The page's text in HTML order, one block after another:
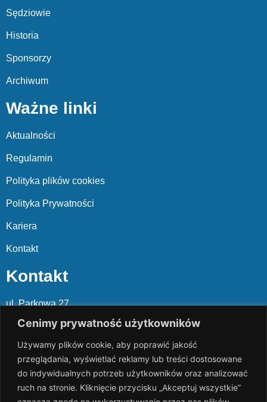
Cenimy prywatność użytkowników
Używamy plików cookie, aby poprawić jakość
przeglądania, wyświetlać reklamy lub treści dostosowane
do indywidualnych potrzeb użytkowników oraz analizować
ruch na stronie. Kliknięcie przycisku „Akceptuj wszystkie”
Sędziowie
Historia
Sponsorzy
Archiwum
Ważne linki
Aktualności
Regulamin
Polityka plików cookies
Polityka Prywatności
Kariera
Kontakt
Kontakt
ul. Parkowa 27
05-120 Legionowo
Mail: slalp@slalp.com.pl
Telefon: 732 86 6 667 | 731 466 667
KRS 0000289744